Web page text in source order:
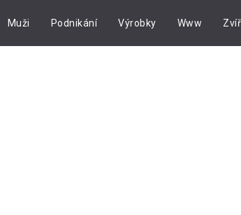
Muži Podnikání Výrobky Www